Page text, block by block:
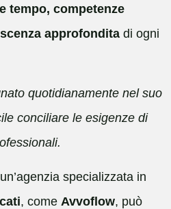
tempo, competenze
approfondita di ogni
quotidianamente nel suo
conciliare le esigenze di
specializzata in
, come Avvoflow, può